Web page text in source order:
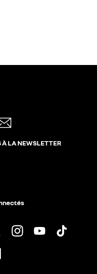
À LA NEWSLETTER